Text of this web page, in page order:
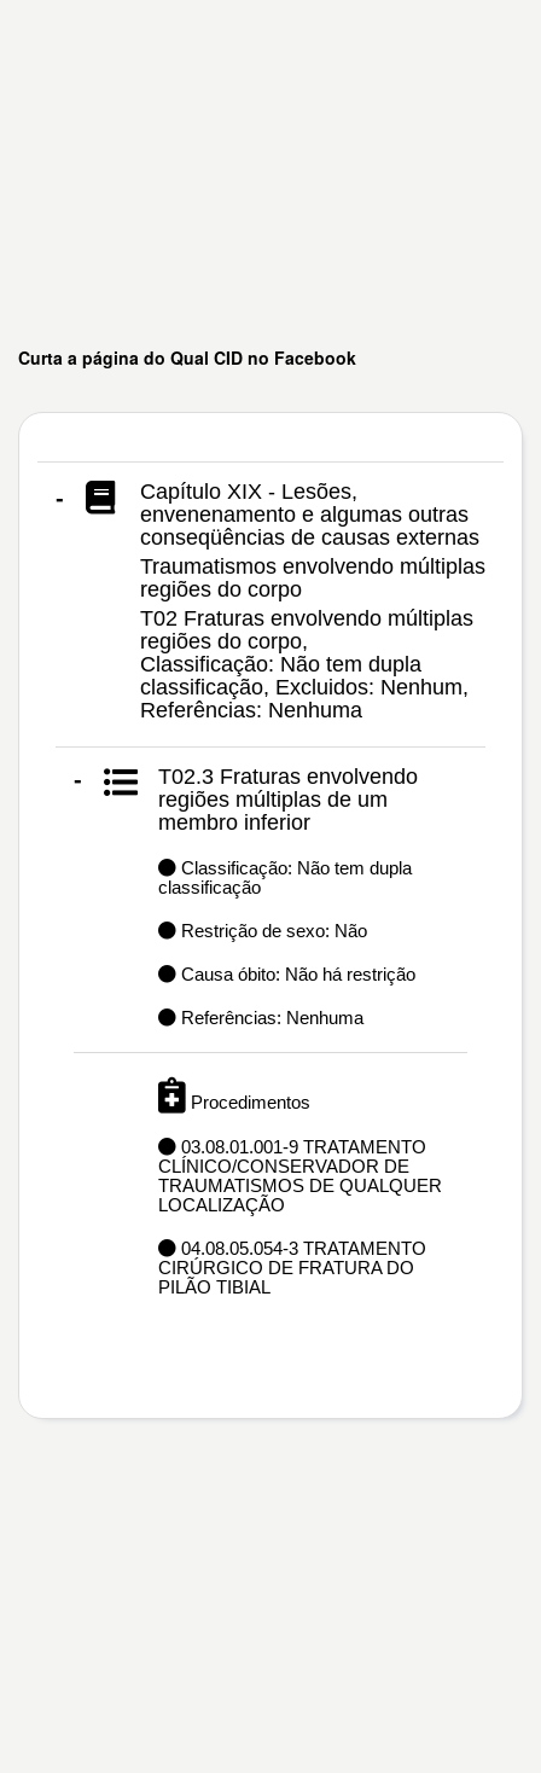
Curta a página do Qual CID no Facebook
-
Capítulo XIX - Lesões,
envenenamento e algumas outras
conseqüências de causas externas
Traumatismos envolvendo múltiplas
regiões do corpo
T02 Fraturas envolvendo múltiplas
regiões do corpo,
Classificação: Não tem dupla
classificação, Excluidos: Nenhum,
Referências: Nenhuma
-
T02.3 Fraturas envolvendo
regiões múltiplas de um
membro inferior
Classificação: Não tem dupla
classificação
Restrição de sexo: Não
Causa óbito: Não há restrição
Referências: Nenhuma
Procedimentos
03.08.01.001-9 TRATAMENTO
CLÍNICO/CONSERVADOR DE
TRAUMATISMOS DE QUALQUER
LOCALIZAÇÃO
04.08.05.054-3 TRATAMENTO
CIRÚRGICO DE FRATURA DO
PILÃO TIBIAL